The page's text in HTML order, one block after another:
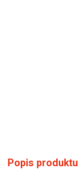
Popis produktu